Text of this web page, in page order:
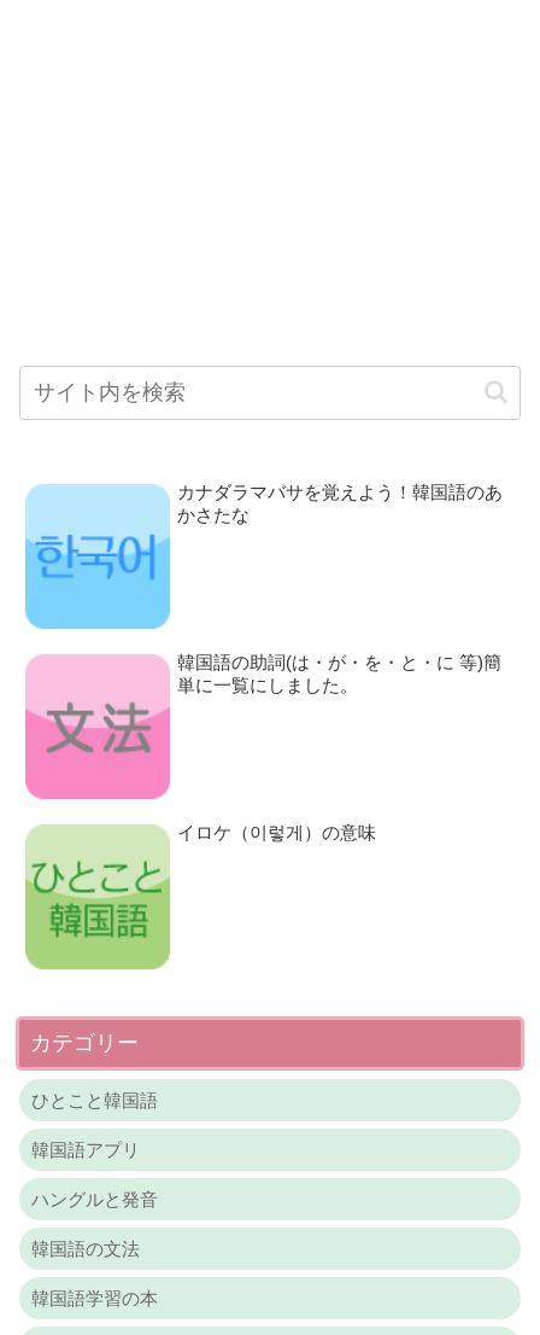
カナダラマバサを覚えよう！韓国語のあ
かさたな
韓国語の助詞(は・が・を・と・に 等)簡
単に一覧にしました。
イロケ（이렇게）の意味
カテゴリー
ひとこと韓国語
韓国語アプリ
ハングルと発音
韓国語の文法
韓国語学習の本